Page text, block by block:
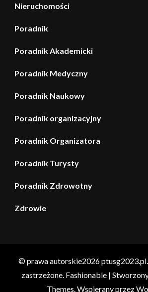
Nieruchomości
Poradnik
Poradnik Akademicki
Poradnik Medyczny
Poradnik Naukowy
Poradnik organizacyjny
Poradnik Organizatora
Poradnik Turysty
Poradnik Zdrowotny
Zdrowie
© prawa autorskie2026ptusg2023.pl
zastrzeżone. Fashionable |
Themes . Wspierany przez